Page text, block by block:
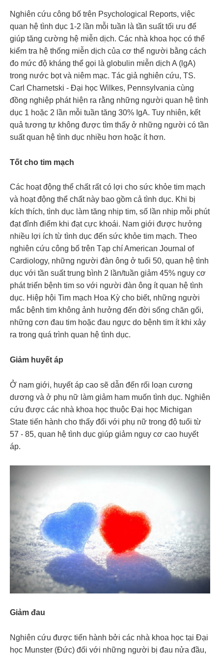
Nghiên cứu công bố trên Psychological Reports, việc
quan hệ tình dục 1-2 lần mỗi tuần là tần suất tối ưu để
giúp tăng cường hệ miễn dịch. Các nhà khoa học có thể
kiểm tra hệ thống miễn dịch của cơ thể người bằng cách
đo mức độ kháng thể gọi là globulin miễn dịch A (lgA)
trong nước bọt và niêm mạc. Tác giả nghiên cứu, TS.
Carl Charnetski - Đại học Wilkes, Pennsylvania cùng
đồng nghiệp phát hiện ra rằng những người quan hệ tình
dục 1 hoặc 2 lần mỗi tuần tăng 30% IgA. Tuy nhiên, kết
quả tương tự không được tìm thấy ở những người có tần
suất quan hệ tình dục nhiều hơn hoặc ít hơn.
Tốt cho tim mạch
Các hoạt động thể chất rất có lợi cho sức khỏe tim mạch
và hoạt động thể chất này bao gồm cả tình dục. Khi bị
kích thích, tình dục làm tăng nhịp tim, số lần nhịp mỗi phút
đạt đỉnh điểm khi đạt cực khoái. Nam giới được hưởng
nhiều lợi ích từ tình dục đến sức khỏe tim mạch. Theo
nghiên cứu công bố trên Tạp chí American Journal of
Cardiology, những người đàn ông ở tuổi 50, quan hệ tình
dục với tần suất trung bình 2 lần/tuần giảm 45% nguy cơ
phát triển bệnh tim so với người đàn ông ít quan hệ tình
dục. Hiệp hội Tim mạch Hoa Kỳ cho biết, những người
mắc bệnh tim không ảnh hưởng đến đời sống chăn gối,
những cơn đau tim hoặc đau ngực do bệnh tim ít khi xảy
ra trong quá trình quan hệ tình dục.
Giảm huyết áp
Ở nam giới, huyết áp cao sẽ dẫn đến rối loạn cương
dương và ở phụ nữ làm giảm ham muốn tình dục. Nghiên
cứu được các nhà khoa học thuộc Đại học Michigan
State tiến hành cho thấy đối với phụ nữ trong độ tuổi từ
57 - 85, quan hệ tình dục giúp giảm nguy cơ cao huyết
áp.
Giảm đau
Nghiên cứu được tiến hành bởi các nhà khoa học tại Đại
học Munster (Đức) đối với những người bị đau nửa đầu,